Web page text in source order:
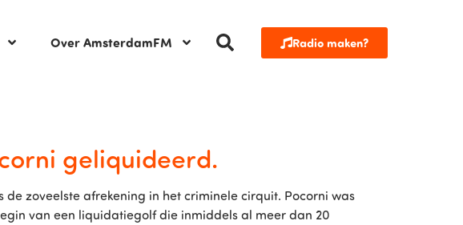
Over AmsterdamFM Radio maken?
geliquideerd.
zoveelste afrekening in het criminele cirquit. Pocorni was
van een liquidatiegolf die inmiddels al meer dan 20